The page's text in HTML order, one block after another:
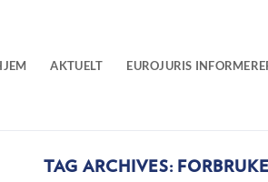
AKTUELT EUROJURIS
TAG ARCHIVES: